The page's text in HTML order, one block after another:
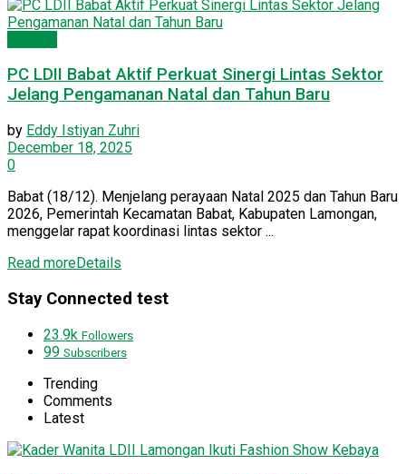
PC LDII Babat Aktif Perkuat Sinergi Lintas Sektor
Jelang Pengamanan Natal dan Tahun Baru
by Eddy Istiyan Zuhri
December 18, 2025
0
Babat (18/12). Menjelang perayaan Natal 2025 dan Tahun Baru
2026, Pemerintah Kecamatan Babat, Kabupaten Lamongan,
menggelar rapat koordinasi lintas sektor ...
Read moreDetails
Stay Connected test
23.9k Followers
99 Subscribers
Trending
Comments
Latest